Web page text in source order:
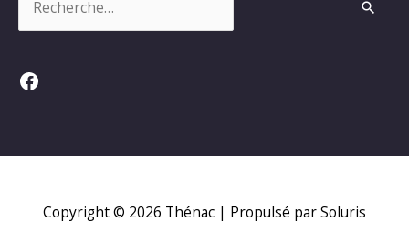
Facebook
Copyright © 2026 Thénac | Propulsé par Soluris